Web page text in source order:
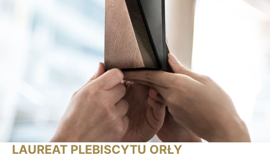
LAUREAT PLEBISCYTU ORŁY